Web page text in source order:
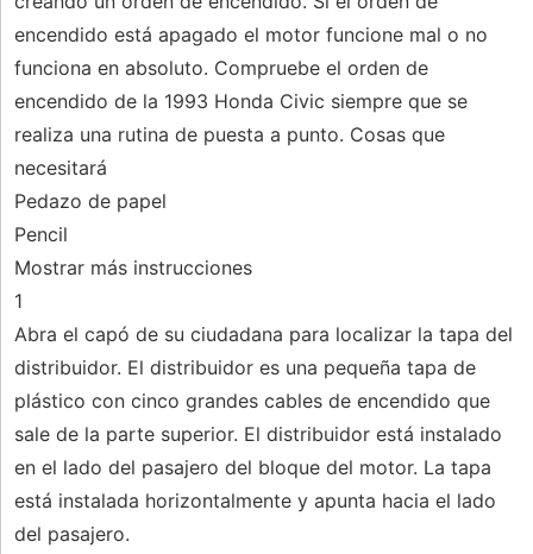
encendido está apagado el motor funcione mal o no
funciona en absoluto. Compruebe el orden de
encendido de la 1993 Honda Civic siempre que se
realiza una rutina de puesta a punto. Cosas que
necesitará
Pedazo de papel
Pencil
Mostrar más instrucciones
1
Abra el capó de su ciudadana para localizar la tapa del
distribuidor. El distribuidor es una pequeña tapa de
plástico con cinco grandes cables de encendido que
sale de la parte superior. El distribuidor está instalado
en el lado del pasajero del bloque del motor. La tapa
está instalada horizontalmente y apunta hacia el lado
del pasajero.